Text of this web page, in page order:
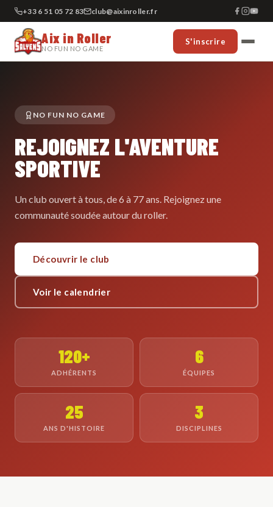
+33 6 51 05 72 83 club@aixinroller.fr
Aix in Roller
NO FUN NO GAME
S'inscrire
NO FUN NO GAME
REJOIGNEZ L'AVENTURE
SPORTIVE
Un club ouvert à tous, de 6 à 77 ans. Rejoignez une
communauté soudée autour du roller.
Découvrir le club
Voir le calendrier
120+
ADHÉRENTS
6
ÉQUIPES
25
ANS D'HISTOIRE
3
DISCIPLINES